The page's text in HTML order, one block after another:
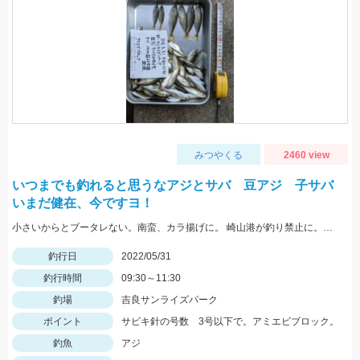
みつやくる 2460 view
いつまでも釣れると思うなアジとサバ 豆アジ 子サバ
いまだ健在、今ですヨ！
小さいからとブータレない。南蛮、カラ揚げに。 崎山港が釣り禁止に。地元の漁師さんの言、最低限のマナーは守りましょう
釣行日
2022/05/31
釣行時間
09:30～11:30
釣場
吉良サンライズパーク
ポイント
サビキ針の号数 3号以下で。アミエビブロック。
釣魚
アジ